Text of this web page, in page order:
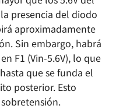
presencia del diodo
aproximadamente
Sin embargo, habrá
F1 (Vin-5.6V), lo que
que se funda el
posterior. Esto